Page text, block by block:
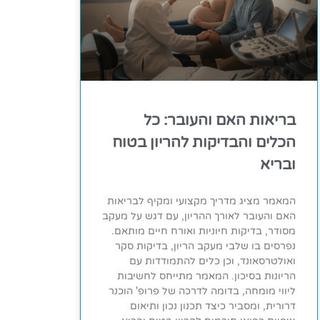
בריאות האם והעובר: כל
הכלים והבדיקות להריון בטוח
ובריא
המאמר מציג מדריך מקצועי ומקיף לבריאות
האם והעובר לאורך ההריון, עם דגש על מעקב
מסודר, בדיקות חיוניות ואורח חיים מותאם.
נפרסים בו שלבי מעקב הריון, בדיקות סקר
ואולטרסאונד, וכן כלים להתמודדות עם
הריונות בסיכון. המאמר מתייחס לחשיבות
ליווי מומחה, בדומה לדרכה של פרופ' הוכנר
דרורית, ומסביר כיצד תכנון נכון ותיאום